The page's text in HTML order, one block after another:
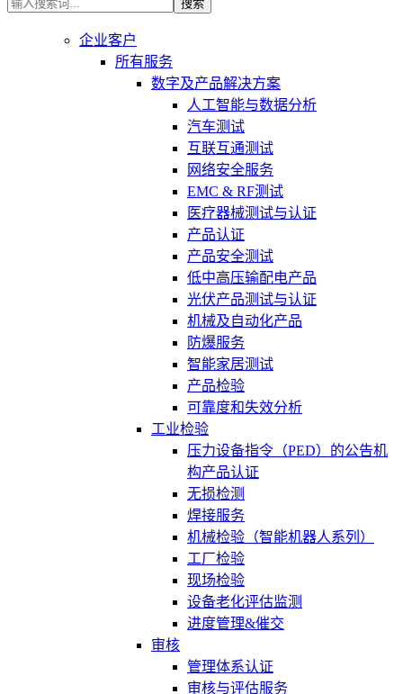
搜索
企业客户
所有服务
数字及产品解决方案
人工智能与数据分析
汽车测试
互联互通测试
网络安全服务
EMC & RF测试
医疗器械测试与认证
产品认证
产品安全测试
低中高压输配电产品
光伏产品测试与认证
机械及自动化产品
防爆服务
智能家居测试
产品检验
可靠度和失效分析
工业检验
压力设备指令（PED）的公告机
构产品认证
无损检测
焊接服务
机械检验（智能机器人系列）
工厂检验
现场检验
设备老化评估监测
进度管理&催交
审核
管理体系认证
审核与评估服务